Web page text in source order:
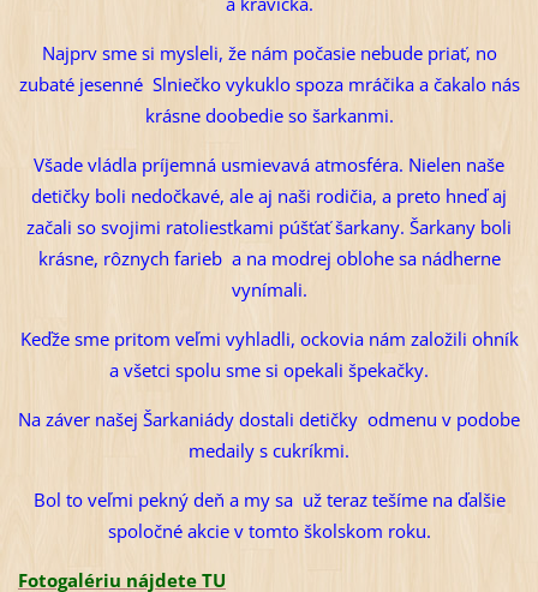
Najprv sme si mysleli, že nám počasie nebude priať, no
zubaté jesenné Slniečko vykuklo spoza mráčika a čakalo nás
krásne doobedie so šarkanmi.
Všade vládla príjemná usmievavá atmosféra. Nielen naše
detičky boli nedočkavé, ale aj naši rodičia, a preto hneď aj
začali so svojimi ratoliestkami púšťať šarkany. Šarkany boli
krásne, rôznych farieb a na modrej oblohe sa nádherne
vynímali.
Keďže sme pritom veľmi vyhladli, ockovia nám založili ohník
a všetci spolu sme si opekali špekačky.
Na záver našej Šarkaniády dostali detičky odmenu v podobe
medaily s cukríkmi.
Bol to veľmi pekný deň a my sa už teraz tešíme na ďalšie
spoločné akcie v tomto školskom roku.
Fotogalériu nájdete TU